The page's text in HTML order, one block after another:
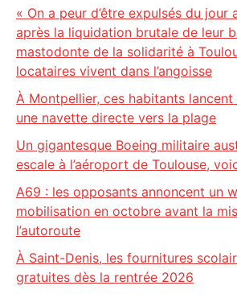
« On a peur d’être expulsés du jour
après la liquidation brutale de leur
mastodonte de la solidarité à
locataires vivent dans l’angoisse
À Montpellier, ces habitants
une navette directe vers la plage
Un gigantesque Boeing militaire
escale à l’aéroport de Toulouse,
A69 : les opposants annoncent un
mobilisation en octobre avant la
l’autoroute
À Saint-Denis, les fournitures
gratuites dès la rentrée 2026